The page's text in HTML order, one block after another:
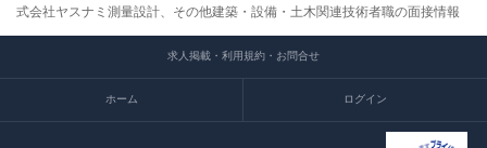
式会社ヤスナミ測量設計、その他建築・設備・土木関連技術者職の面接情報
求人掲載・利用規約・お問合せ
ホーム ログイン